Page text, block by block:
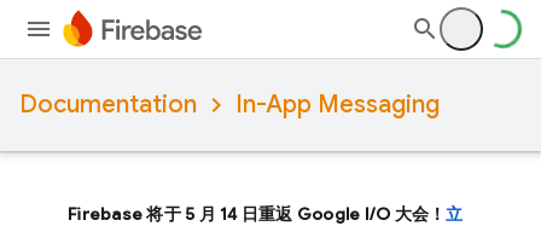
Documentation In-App Messaging
Firebase 将于 5 月 14 日重返 Google I/O 大会！立